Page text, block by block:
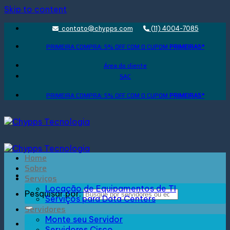
Skip to content
contato@chypps.com (11) 4004-7085
PRIMEIRA COMPRA: 5% OFF COM O CUPOM PRIMEIRA5*
Área do cliente
SAC
PRIMEIRA COMPRA: 5% OFF COM O CUPOM PRIMEIRA5*
Pesquisar por:
Entrar
Home
Sobre
Serviços
Locação de Equipamentos de TI
Serviços para Data Centers
Servidores
Monte seu Servidor